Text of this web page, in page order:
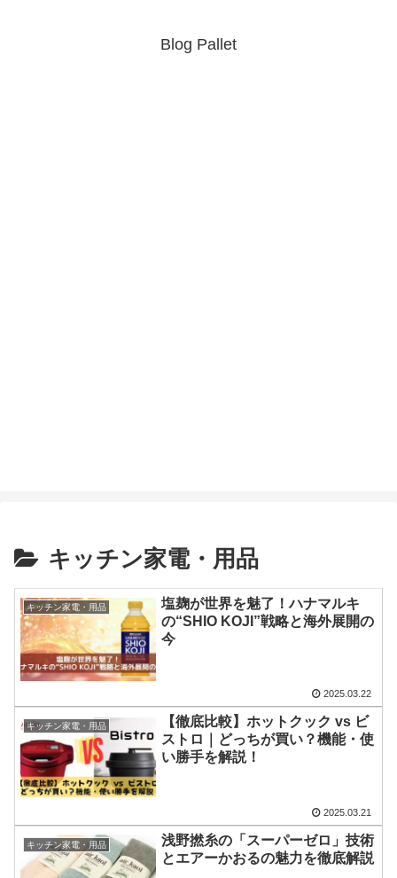
Blog Pallet
キッチン家電・用品
キッチン家電・用品
塩麹が世界を魅了！ハナマルキ
の“SHIO KOJI”戦略と海外展開の
今
2025.03.22
キッチン家電・用品
【徹底比較】ホットクック vs ビ
ストロ｜どっちが買い？機能・使
い勝手を解説！
2025.03.21
キッチン家電・用品
浅野撚糸の「スーパーゼロ」技術
とエアーかおるの魅力を徹底解説